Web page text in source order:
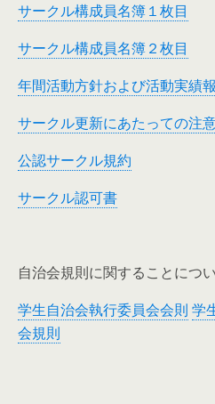
サークル構成員名簿１枚目
サークル構成員名簿２枚目
年間活動方針および活動実績
サークル更新にあたっての注
公認サークル規約
サークル認可書
自治会規則に関することにつ
学生自治会執行委員会会則 学
会規則